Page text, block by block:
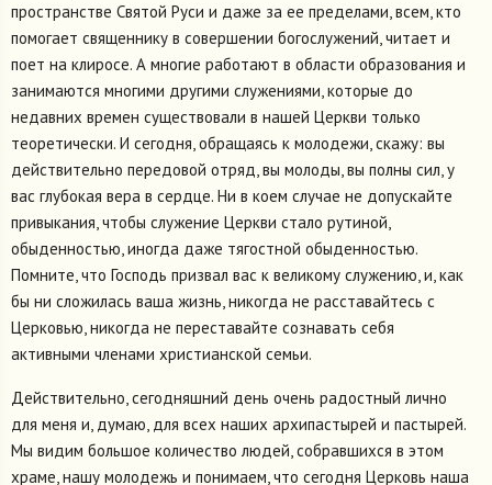
пространстве Святой Руси и даже за ее пределами, всем, кто
помогает священнику в совершении богослужений, читает и
поет на клиросе. А многие работают в области образования и
занимаются многими другими служениями, которые до
недавних времен существовали в нашей Церкви только
теоретически. И сегодня, обращаясь к молодежи, скажу: вы
действительно передовой отряд, вы молоды, вы полны сил, у
вас глубокая вера в сердце. Ни в коем случае не допускайте
привыкания, чтобы служение Церкви стало рутиной,
обыденностью, иногда даже тягостной обыденностью.
Помните, что Господь призвал вас к великому служению, и, как
бы ни сложилась ваша жизнь, никогда не расставайтесь с
Церковью, никогда не переставайте сознавать себя
активными членами христианской семьи.
Действительно, сегодняшний день очень радостный лично
для меня и, думаю, для всех наших архипастырей и пастырей.
Мы видим большое количество людей, собравшихся в этом
храме, нашу молодежь и понимаем, что сегодня Церковь наша